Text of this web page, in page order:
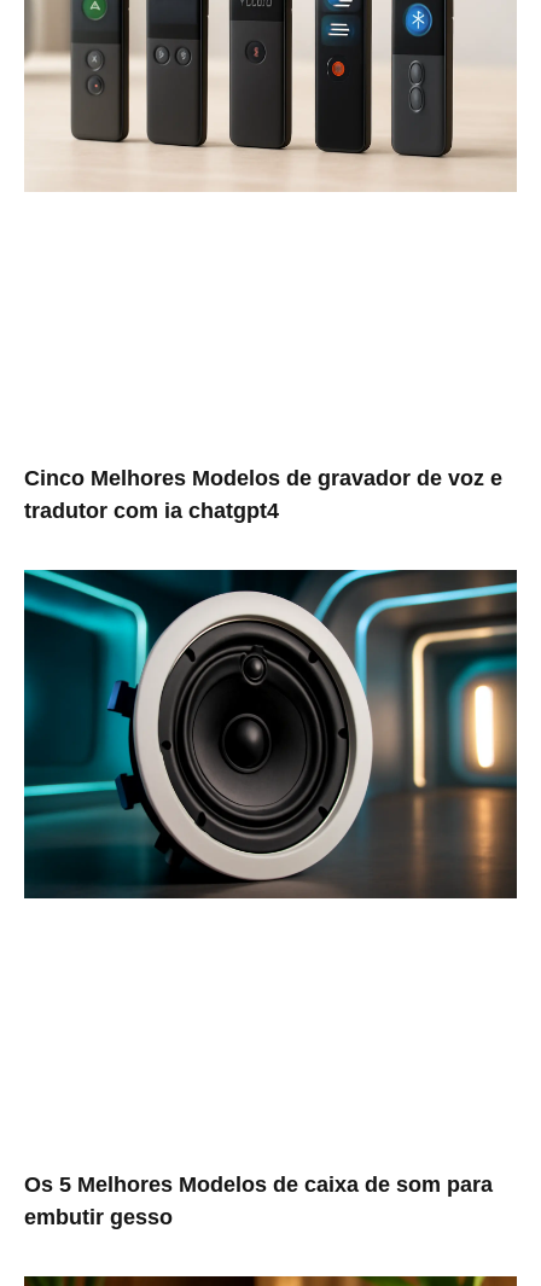
Cinco Melhores Modelos de gravador de voz e
tradutor com ia chatgpt4
Os 5 Melhores Modelos de caixa de som para
embutir gesso